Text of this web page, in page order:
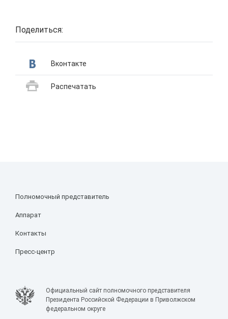
Поделиться:
Вконтакте
Распечатать
Полномочный представитель
Аппарат
Контакты
Пресс-центр
Официальный сайт полномочного представителя
Президента Российской Федерации в Приволжском
федеральном округе